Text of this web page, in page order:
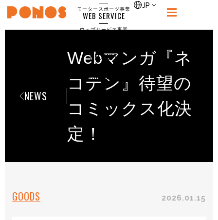
PONOS
モータースポーツ事業
WEB SERVICE
ウェブサービス事業
RECRUIT
CONTACT
お問合せ
JP
NEWS
Webマンガ『ネ
コテン』待望の
コミックス化決
定！
GOODS 2026.01.15